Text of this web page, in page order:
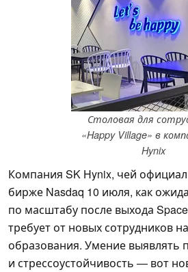
Столовая для
«Happy Village» в
Hynix
Компания SK Hynix, чей
бирже Nasdaq 10 июля, как
по масштабу после выхода
требует от новых сотрудников
образования. Умение выявлять
и стрессоустойчивость — вот